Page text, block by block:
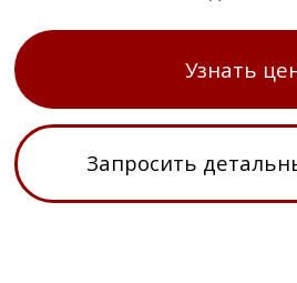
сети
Асфальтированные дороги
и⦁освещение